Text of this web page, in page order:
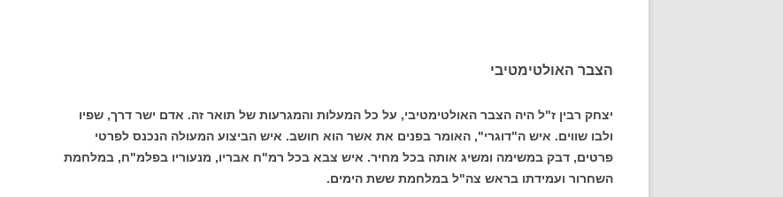
הצבר האולטימטיבי
יצחק רבין ז"ל היה הצבר האולטימטיבי, על כל המעלות והמגרעות של תואר זה. אדם ישר דרך, שפיו
ולבו שווים. איש ה"דוגרי", האומר בפנים את אשר הוא חושב. איש הביצוע המעולה הנכנס לפרטי
פרטים, דבק במשימה ומשיג אותה בכל מחיר. איש צבא בכל רמ"ח אבריו, מנעוריו בפלמ"ח, במלחמת
השחרור ועמידתו בראש צה"ל במלחמת ששת הימים.